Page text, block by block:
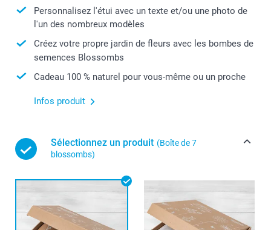
Personnalisez l'étui avec un texte et/ou une photo de
l'un des nombreux modèles
Créez votre propre jardin de fleurs avec les bombes de
semences Blossombs
Cadeau 100 % naturel pour vous-même ou un proche
Infos produit
Sélectionnez un produit (Boîte de 7
blossombs)